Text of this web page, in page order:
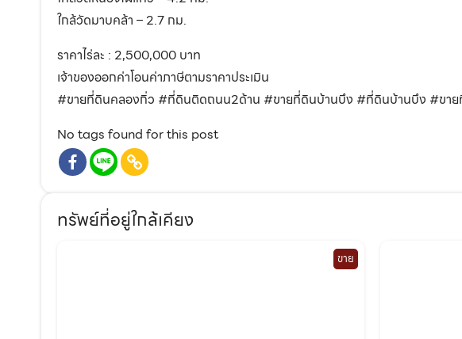
ใกล้วัดมาบคล้า – 2.7 กม.
ราคาไร่ละ : 2,500,000 บาท
เจ้าของออกค่าโอนค่าภาษีตามราคาประเมิน
#ขายที่ดินคลองกิ่ว #ที่ดินติดถนน2ด้าน #ขายที่ดินบ้านบึง #ที่ดินบ้านบึง #ขา
No tags found for this post
ทรัพย์ที่อยู่ใกล้เคียง
ขาย